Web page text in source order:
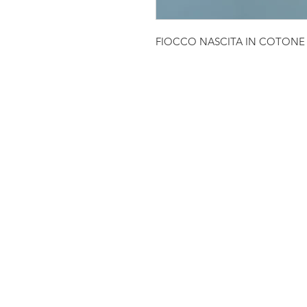
FIOCCO NASCITA IN COTONE